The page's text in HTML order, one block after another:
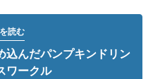
読む
込んだパンプキンドリン
ワークル